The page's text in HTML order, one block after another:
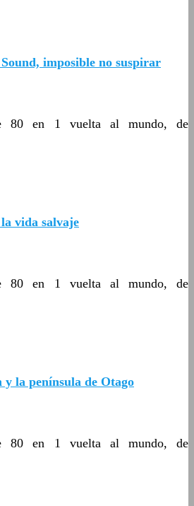
imposible no suspirar
80 en 1 vuelta al mundo, de
vida salvaje
80 en 1 vuelta al mundo, de
la península de Otago
80 en 1 vuelta al mundo, de